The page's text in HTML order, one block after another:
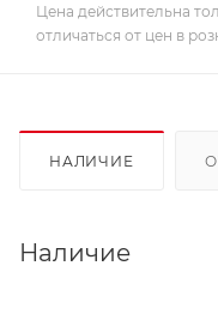
Цена действительна
отличаться от цен в
НАЛИЧИЕ
Наличие